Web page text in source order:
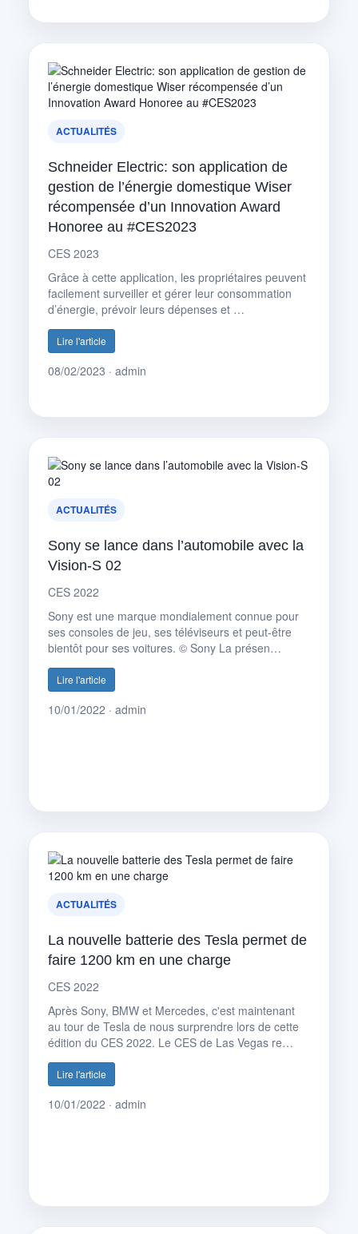
ACTUALITÉS
Schneider Electric: son application de
gestion de l’énergie domestique Wiser
récompensée d’un Innovation Award
Honoree au #CES2023
CES 2023
Grâce à cette application, les propriétaires peuvent
facilement surveiller et gérer leur consommation
d’énergie, prévoir leurs dépenses et …
Lire l'article
08/02/2023 · admin
ACTUALITÉS
Sony se lance dans l’automobile avec la
Vision-S 02
CES 2022
Sony est une marque mondialement connue pour
ses consoles de jeu, ses téléviseurs et peut-être
bientôt pour ses voitures. © Sony La présen…
Lire l'article
10/01/2022 · admin
ACTUALITÉS
La nouvelle batterie des Tesla permet de
faire 1200 km en une charge
CES 2022
Après Sony, BMW et Mercedes, c'est maintenant
au tour de Tesla de nous surprendre lors de cette
édition du CES 2022. Le CES de Las Vegas re…
Lire l'article
10/01/2022 · admin